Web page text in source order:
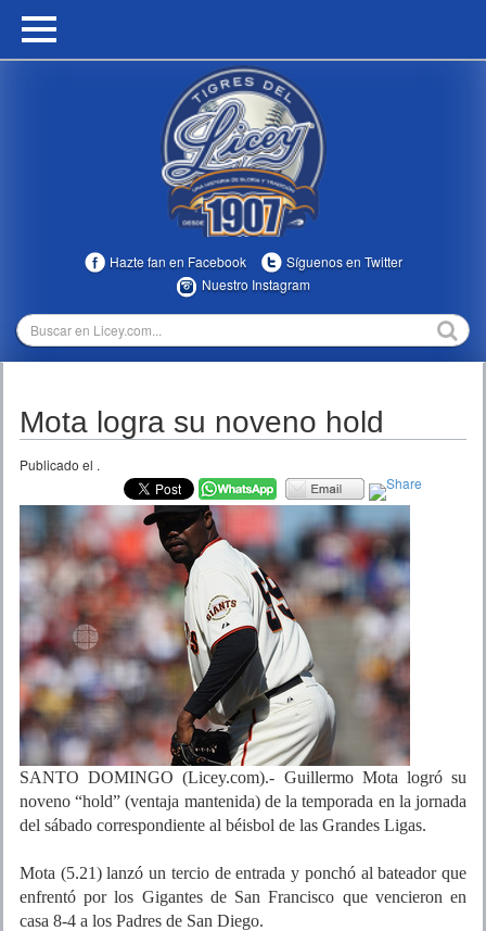
HOME
MULTIMEDIA
TEMPORADAS
Hazte fan en Facebook
Síguenos en Twitter
Nuestro Instagram
Mota logra su noveno hold
Publicado el .
SANTO DOMINGO (Licey.com).- Guillermo Mota logró su
noveno “hold” (ventaja mantenida) de la temporada en la jornada
del sábado correspondiente al béisbol de las Grandes Ligas.
Mota (5.21) lanzó un tercio de entrada y ponchó al bateador que
enfrentó por los Gigantes de San Francisco que vencieron en
casa 8-4 a los Padres de San Diego.